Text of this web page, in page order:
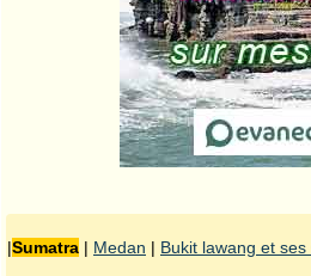
|Sumatra | Medan | Bukit lawang et